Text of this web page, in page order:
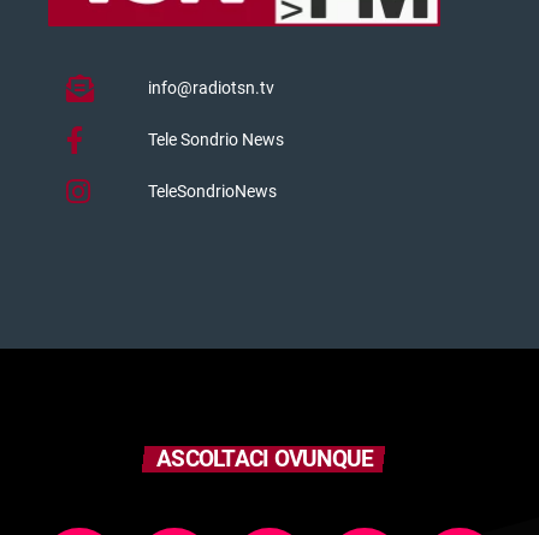
info@radiotsn.tv
Tele Sondrio News
TeleSondrioNews
ASCOLTACI OVUNQUE